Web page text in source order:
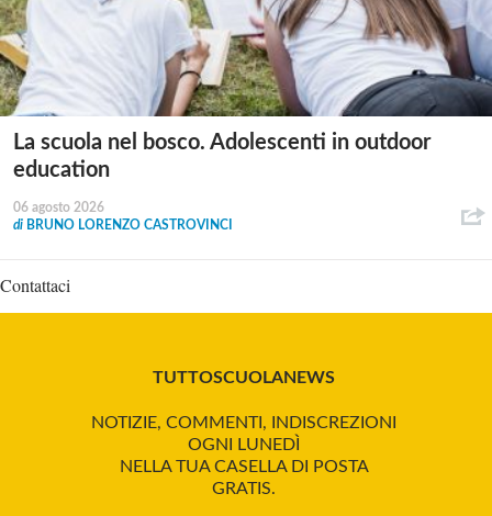
La scuola nel bosco. Adolescenti in outdoor
education
06 agosto 2026
di BRUNO LORENZO CASTROVINCI
Contattaci
TUTTOSCUOLANEWS
NOTIZIE, COMMENTI, INDISCREZIONI
OGNI LUNEDÌ
NELLA TUA CASELLA DI POSTA
GRATIS.